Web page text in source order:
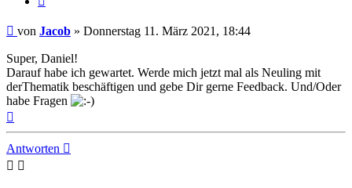
Beitrag
von Jacob » Donnerstag 11. März 2021, 18:44
Super, Daniel!
Darauf habe ich gewartet. Werde mich jetzt mal als Neuling mit
derThematik beschäftigen und gebe Dir gerne Feedback. Und/Oder
habe Fragen
Antworten